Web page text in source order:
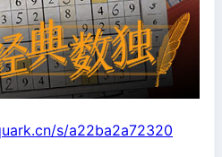
s/a22ba2a72320